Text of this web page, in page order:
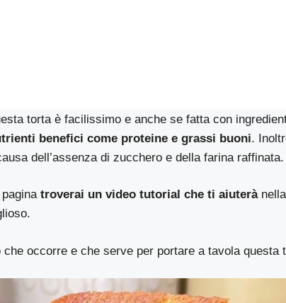
torta è facilissimo e anche se fatta con
benefici come proteine e grassi buoni.
dell’assenza di zucchero e della farina raffinata.
paginatroverai un video tutorial che ti aiuterà
che occorre e che serve per portare a tavola questa